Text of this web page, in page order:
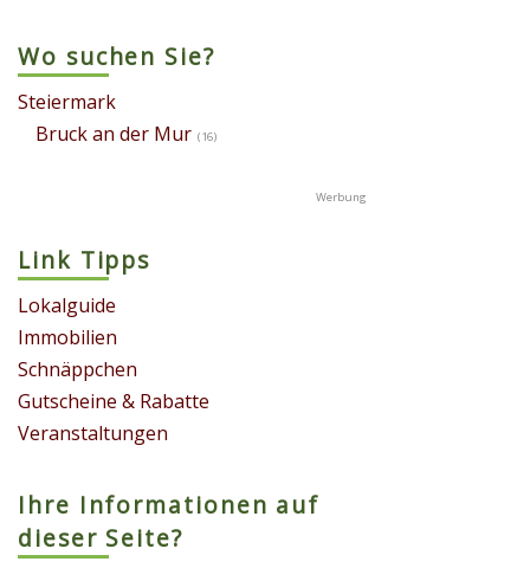
Wo suchen Sie?
Steiermark
Bruck an der Mur (16)
Link Tipps
Lokalguide
Immobilien
Schnäppchen
Gutscheine & Rabatte
Veranstaltungen
Ihre Informationen auf
dieser Seite?